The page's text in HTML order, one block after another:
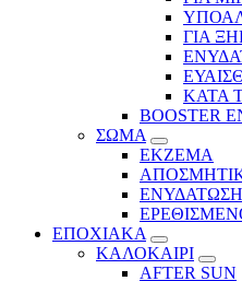
ΓΙΑ
ΚΑΤΑ
BOOSTER
ΣΩΜΑ
ΕΚΖΕΜΑ
ΕΠΟΧΙΑΚΑ
ΚΑΛΟΚΑΙΡΙ
AFTER SUN